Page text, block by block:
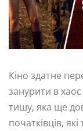
Кіно здатне
занурити в
тишу, яка ще
початківців,